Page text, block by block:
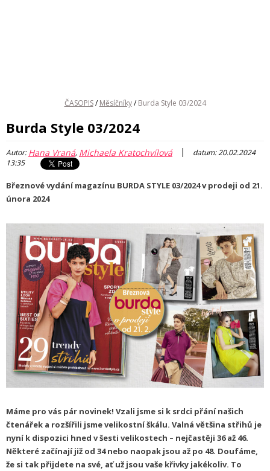
ČASOPIS / Měsíčníky / Burda Style 03/2024
Burda Style 03/2024
Autor:Hana Vraná, Michaela Kratochvílová |
datum: 20.02.2024
13:35
Březnové vydání magazínu BURDA STYLE 03/2024 v prodeji od 21.
února 2024
Máme pro vás pár novinek! Vzali jsme si k srdci přání našich
čtenářek a rozšířili jsme velikostní škálu. Valná většina střihů je
nyní k dispozici hned v šesti velikostech – nejčastěji 36 až 46.
Některé začínají již od 34 nebo naopak jsou až po 48. Doufáme,
že si tak přijdete na své, ať už jsou vaše křivky jakékoliv. To